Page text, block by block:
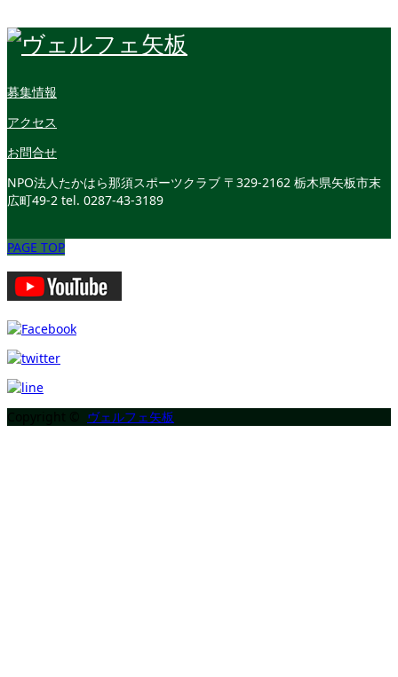
募集情報
アクセス
お問合せ
NPO法人たかはら那須スポーツクラブ 〒329-2162 栃木県矢板市末
広町49-2 tel. 0287-43-3189
PAGE TOP
ヴェルフェ矢板